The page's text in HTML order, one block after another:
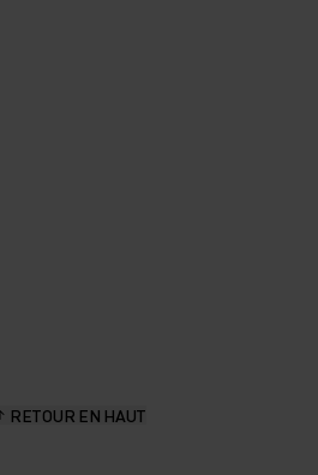
RETOUR EN HAUT